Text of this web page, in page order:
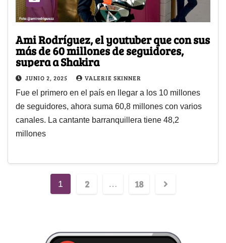
Ami Rodríguez, el youtuber que con sus
más de 60 millones de seguidores,
supera a Shakira
JUNIO 2, 2025 VALERIE SKINNER
Fue el primero en el país en llegar a los 10 millones
de seguidores, ahora suma 60,8 millones con varios
canales. La cantante barranquillera tiene 48,2
millones
1 2 … 18